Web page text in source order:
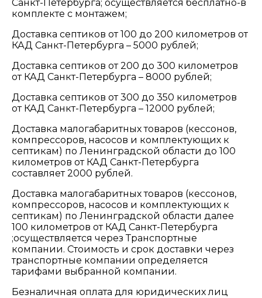
Санкт-Петербурга; осуществляется бесплатно-в
комплекте с монтажем;
Доставка септиков от 100 до 200 километров от
КАД Санкт-Петербурга – 5000 рублей;
Доставка септиков от 200 до 300 километров
от КАД Санкт-Петербурга – 8000 рублей;
Доставка септиков от 300 до 350 километров
от КАД Санкт-Петербурга – 12000 рублей;
Доставка малогабаритных товаров (кессонов,
компрессоров, насосов и комплектующих к
септикам) по Ленинградской области до 100
километров от КАД Санкт-Петербурга
составляет 2000 рублей.
Доставка малогабаритных товаров (кессонов,
компрессоров, насосов и комплектующих к
септикам) по Ленинградской области далее
100 километров от КАД Санкт-Петербурга
;осуществляется через Транспортные
компании. Стоимость и срок доставки через
транспортные компании определяется
тарифами выбранной компании.
Безналичная оплата для юридических лиц